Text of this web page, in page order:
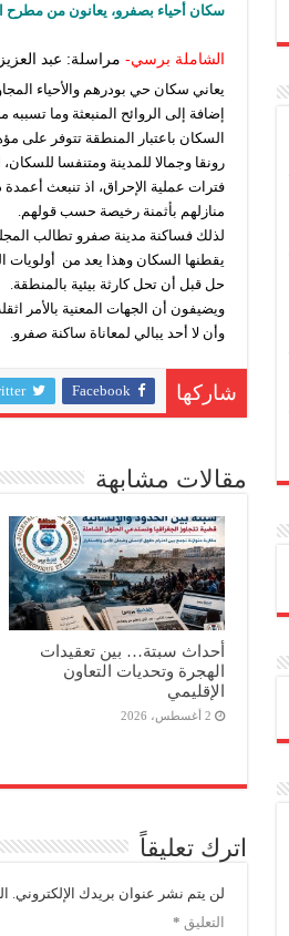
سكان أحياء بصفرو، يعانون من مطرح
الشاملة برسي- مراسلة: عبد
يعاني سكان حي بودرهم والأحياء
إضافة إلى الروائح المنبعثة وما
السكان باعتبار المنطقة تتوفر على
رونقا وجمالا للمدينة ومتنفسا
فترات عملية الإحراق، اذ تنبعث
منازلهم بأثمنة رخيصة حسب قولهم.
لذلك فساكنة مدينة صفرو تطالب
يقطنها السكان وهذا يعد من أولويات
حل قبل أن تحل كارثة بيئية بالمنطقة.
ويضيفون أن الجهات المعنية بالأمر
وأن لا أحد يبالي لمعاناة ساكنة صفرو.
شاركها Facebook
مقالات مشابهة
أحداث سبتة… بين تعقيدات
الهجرة وتحديات التعاون
الإقليمي
2 أغسطس، 2026
اترك تعليقاً
لن يتم نشر عنوان بريدك الإلكتروني.
التعليق *